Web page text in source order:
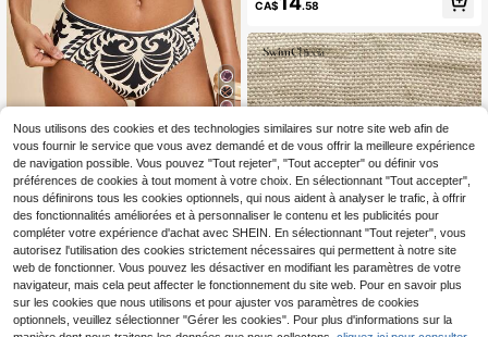
Travachic
Travachic Ensemble de bikini band
eau à imprimé floral pour femmes, t
enues d'été pour femmes, maillots d
e bain pour femmes, costumes de b
ain pour femmes
CA$ 14.38
su texturé avec accessoire doré & b
CA$ .58
Nous utilisons des cookies et des technologies similaires sur notre site web afin de
vous fournir le service que vous avez demandé et de vous offrir la meilleure expérience
de navigation possible. Vous pouvez "Tout rejeter", "Tout accepter" ou définir vos
préférences de cookies à tout moment à votre choix. En sélectionnant "Tout accepter",
nous définirons tous les cookies optionnels, qui nous aident à analyser le trafic, à offrir
des fonctionnalités améliorées et à personnaliser le contenu et les publicités pour
compléter votre expérience d'achat avec SHEIN. En sélectionnant "Tout rejeter", vous
autorisez l'utilisation des cookies strictement nécessaires qui permettent à notre site
web de fonctionner. Vous pouvez les désactiver en modifiant les paramètres de votre
navigateur, mais cela peut affecter le fonctionnement du site web. Pour en savoir plus
sur les cookies que nous utilisons et pour ajuster vos paramètres de cookies
optionnels, veuillez sélectionner "Gérer les cookies". Pour plus d'informations sur la